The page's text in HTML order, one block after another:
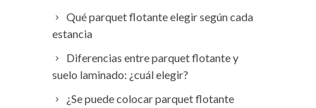
Qué parquet flotante elegir según cada
estancia
Diferencias entre parquet flotante y
suelo laminado: ¿cuál elegir?
¿Se puede colocar parquet flotante